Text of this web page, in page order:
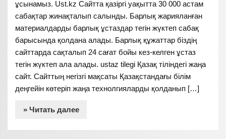
ұсынамыз. Ust.kz Сайтта қазіргі уақытта 30 000 астам
сабақтар жинақталып салынды. Барлық жарияланған
материалдарды барлық ұстаздар тегін жүктеп сабақ
барысында қолдана алады. Барлық құжаттар біздің
сайттарда сақталып 24 сағат бойы кез-келген ұстаз
тегін жүктеп ала алады. ustaz tilegi Қазақ тіліндегі жаңа
сайт. Сайттың негізгі мақсаты Қазақстандағы білім
деңгейін көтеріп жаңа технолгияларды қолданып […]
» Читать далее